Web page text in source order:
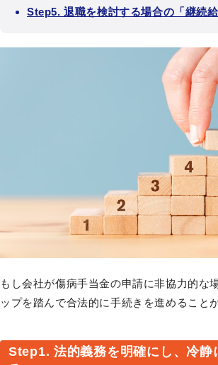
Step5. 退職を検討する場合の「継続
もし会社が傷病手当金の申請に非協力的な
ップを踏んで合法的に手続きを進めること
Step1. 法的義務を明確にし、冷静